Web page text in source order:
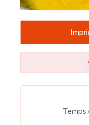
Temps